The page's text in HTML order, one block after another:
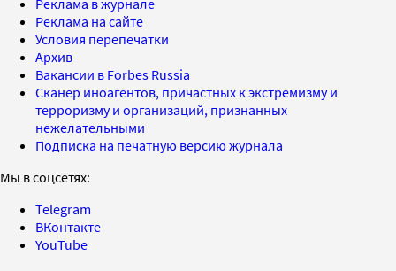
Реклама в журнале
Реклама на сайте
Условия перепечатки
Архив
Вакансии в Forbes Russia
Сканер иноагентов, причастных к экстремизму и
терроризму и организаций, признанных
нежелательными
Подписка на печатную версию журнала
Мы в соцсетях:
Telegram
ВКонтакте
YouTube